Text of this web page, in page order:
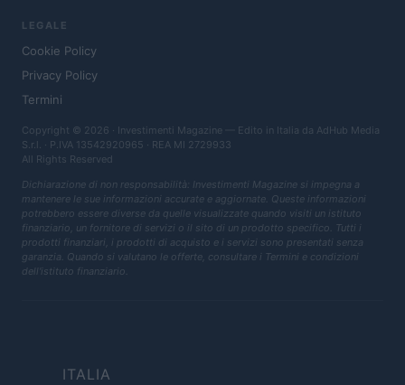
LEGALE
Cookie Policy
Privacy Policy
Termini
Copyright © 2026 · Investimenti Magazine — Edito in Italia da AdHub Media
S.r.l. · P.IVA 13542920965 · REA MI 2729933
All Rights Reserved
Dichiarazione di non responsabilità: Investimenti Magazine si impegna a
mantenere le sue informazioni accurate e aggiornate. Queste informazioni
potrebbero essere diverse da quelle visualizzate quando visiti un istituto
finanziario, un fornitore di servizi o il sito di un prodotto specifico. Tutti i
prodotti finanziari, i prodotti di acquisto e i servizi sono presentati senza
garanzia. Quando si valutano le offerte, consultare i Termini e condizioni
dell'istituto finanziario.
ITALIA